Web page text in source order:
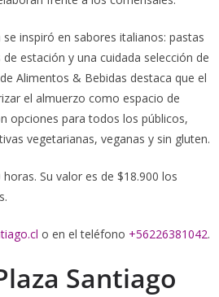
inspiró en sabores italianos: pastas
estación y una cuidada selección de
Alimentos & Bebidas destaca que el
el almuerzo como espacio de
opciones para todos los públicos,
vegetarianas, veganas y sin gluten.
Su valor es de $18.900 los
o en el teléfono +56226381042.
Santiago